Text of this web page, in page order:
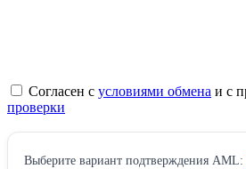
Согласен с условиями обмена и с
проверки
Выберите вариант подтверждения AML: